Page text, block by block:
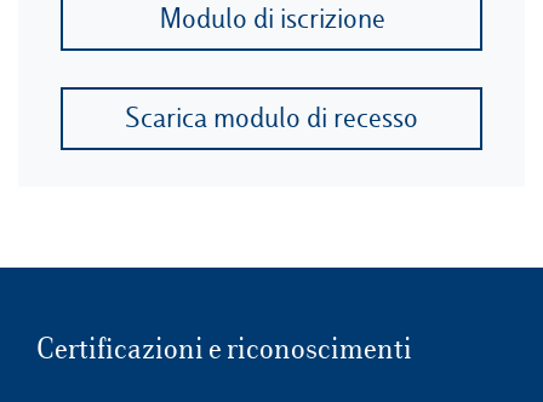
Modulo di iscrizione
Scarica modulo di recesso
Certificazioni e riconoscimenti